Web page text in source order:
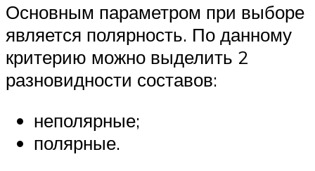
Основным параметром при выборе
является полярность. По данному
критерию можно выделить 2
разновидности составов:
неполярные;
полярные.